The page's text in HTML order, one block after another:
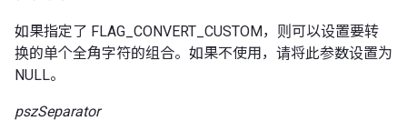
如果指定了 FLAG_CONVERT_CUSTOM，则可以设置要转
换的单个全角字符的组合。如果不使用，请将此参数设置为
NULL。
pszSeparator